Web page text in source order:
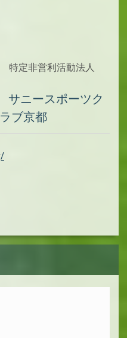
特定非営利活動法人
サニースポーツク
ラブ京都